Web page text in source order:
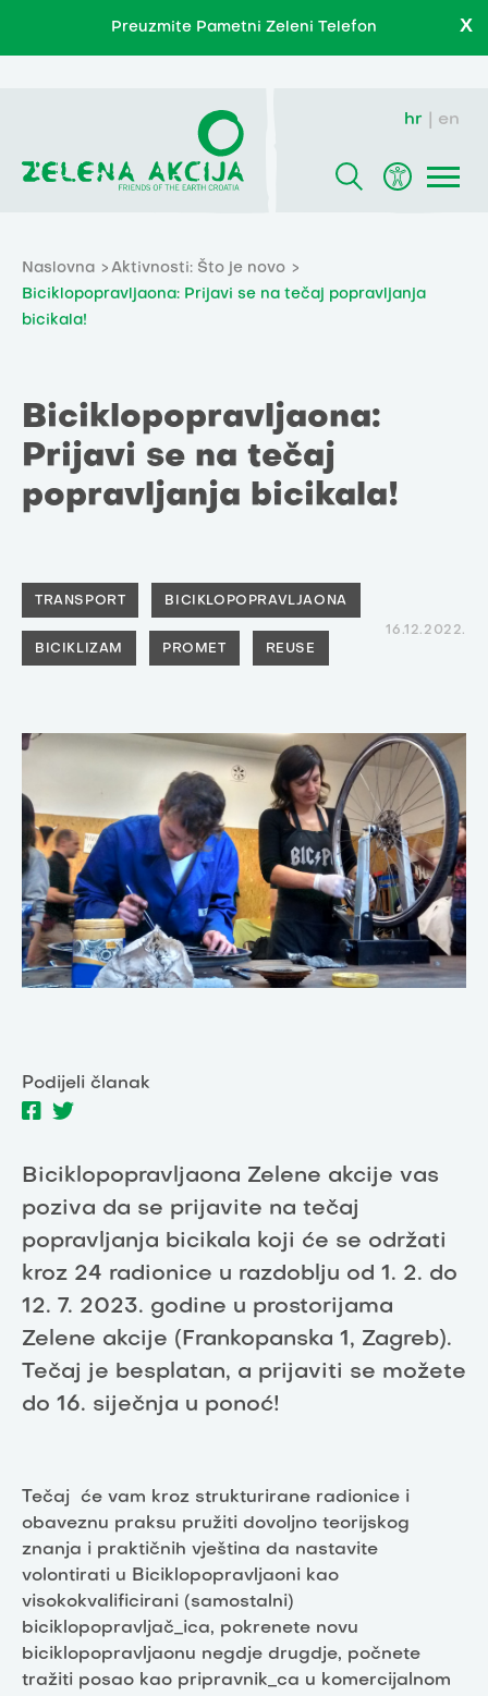
Preuzmite Pametni Zeleni Telefon X
hr en
Naslovna
Aktivnosti: Što je novo
Biciklopopravljaona: Prijavi se na tečaj popravljanja
bicikala!
Biciklopopravljaona:
Prijavi se na tečaj
popravljanja bicikala!
TRANSPORT BICIKLOPOPRAVLJAONA
BICIKLIZAM PROMET REUSE
16.12.2022.
Podijeli članak
Biciklopopravljaona Zelene akcije vas
poziva da se prijavite na tečaj
popravljanja bicikala koji će se održati
kroz 24 radionice u razdoblju od 1. 2. do
12. 7. 2023. godine u prostorijama
Zelene akcije (Frankopanska 1, Zagreb).
Tečaj je besplatan, a prijaviti se možete
do 16. siječnja u ponoć!
Tečaj će vam kroz strukturirane radionice i
obaveznu praksu pružiti dovoljno teorijskog
znanja i praktičnih vještina da nastavite
volontirati u Biciklopopravljaoni kao
visokokvalificirani (samostalni)
biciklopopravljač_ica, pokrenete novu
biciklopopravljaonu negdje drugdje, počnete
tražiti posao kao pripravnik_ca u komercijalnom